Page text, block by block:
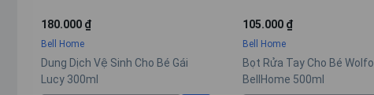
180.000 ₫
Bell Home
Dung Dịch Vệ Sinh Cho Bé Gái
Lucy 300ml
105.000 ₫
Bell Home
Bọt Rửa Tay Cho Bé Wolfoo
BellHome 500ml